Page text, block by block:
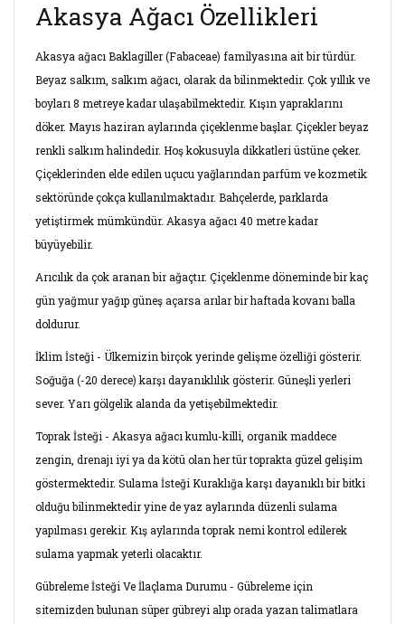
Akasya Ağacı Özellikleri
Akasya ağacı Baklagiller (Fabaceae) familyasına ait bir türdür.
Beyaz salkım, salkım ağacı, olarak da bilinmektedir. Çok yıllık ve
boyları 8 metreye kadar ulaşabilmektedir. Kışın yapraklarını
döker. Mayıs haziran aylarında çiçeklenme başlar. Çiçekler beyaz
renkli salkım halindedir. Hoş kokusuyla dikkatleri üstüne çeker.
Çiçeklerinden elde edilen uçucu yağlarından parfüm ve kozmetik
sektöründe çokça kullanılmaktadır. Bahçelerde, parklarda
yetiştirmek mümkündür. Akasya ağacı 40 metre kadar
büyüyebilir.
Arıcılık da çok aranan bir ağaçtır. Çiçeklenme döneminde bir kaç
gün yağmur yağıp güneş açarsa arılar bir haftada kovanı balla
doldurur.
İklim İsteği - Ülkemizin birçok yerinde gelişme özelliği gösterir.
Soğuğa (-20 derece) karşı dayanıklılık gösterir. Güneşli yerleri
sever. Yarı gölgelik alanda da yetişebilmektedir.
Toprak İsteği - Akasya ağacı kumlu-killi, organik maddece
zengin, drenajı iyi ya da kötü olan her tür toprakta güzel gelişim
göstermektedir. Sulama İsteği Kuraklığa karşı dayanıklı bir bitki
olduğu bilinmektedir yine de yaz aylarında düzenli sulama
yapılması gerekir. Kış aylarında toprak nemi kontrol edilerek
sulama yapmak yeterli olacaktır.
Gübreleme İsteği Ve İlaçlama Durumu - Gübreleme için
sitemizden bulunan süper gübreyi alıp orada yazan talimatlara